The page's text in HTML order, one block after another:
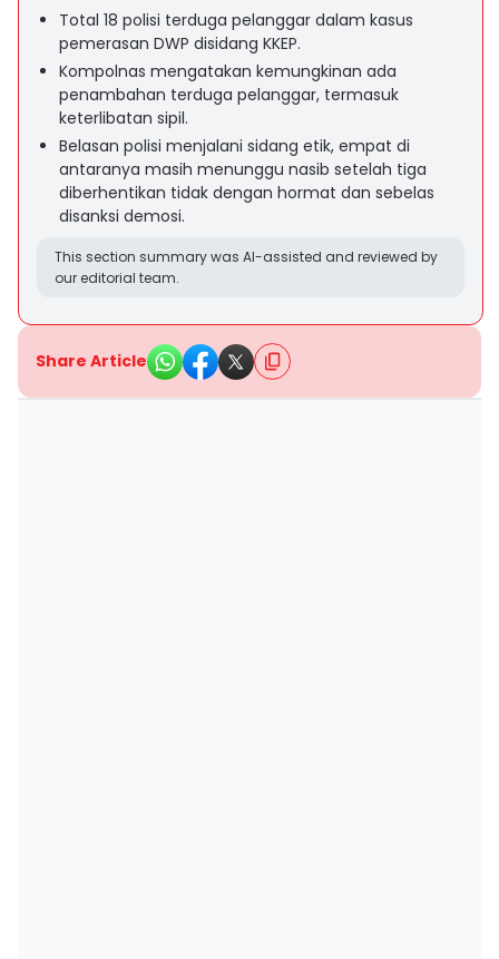
Total 18 polisi terduga pelanggar dalam kasus
pemerasan DWP disidang KKEP.
Kompolnas mengatakan kemungkinan ada
penambahan terduga pelanggar, termasuk
keterlibatan sipil.
Belasan polisi menjalani sidang etik, empat di
antaranya masih menunggu nasib setelah tiga
diberhentikan tidak dengan hormat dan sebelas
disanksi demosi.
This section summary was AI-assisted and reviewed by
our editorial team.
Share Article